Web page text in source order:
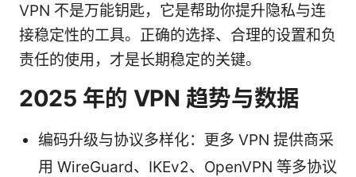
VPN 不是万能钥匙，它是帮助你提升隐私与连
接稳定性的工具。正确的选择、合理的设置和负
责任的使用，才是长期稳定的关键。
2025 年的 VPN 趋势与数据
编码升级与协议多样化：更多 VPN 提供商采
用 WireGuard、IKEv2、OpenVPN 等多协议